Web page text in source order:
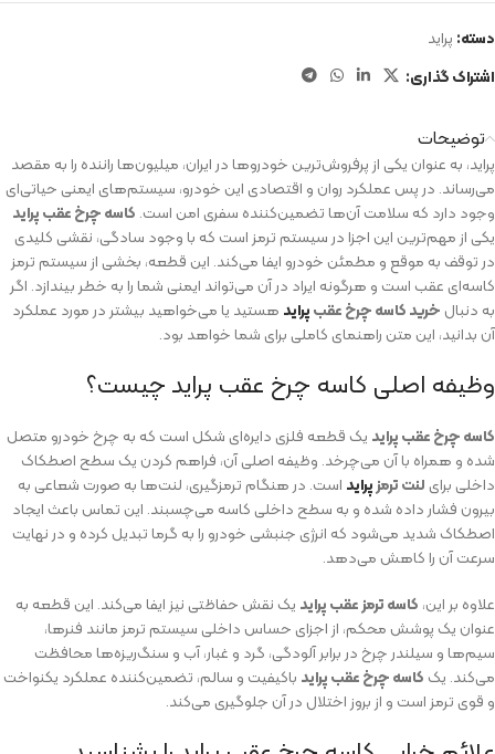
دسته: پراید
اشتراک گذاری:
توضیحات
پراید، به عنوان یکی از پرفروش‌ترین خودروها در ایران، میلیون‌ها راننده را به مقصد
می‌رساند. در پس عملکرد روان و اقتصادی این خودرو، سیستم‌های ایمنی حیاتی‌ای
وجود دارد که سلامت آن‌ها تضمین‌کننده سفری امن است. کاسه چرخ عقب پراید
یکی از مهم‌ترین این اجزا در سیستم ترمز است که با وجود سادگی، نقشی کلیدی
در توقف به موقع و مطمئن خودرو ایفا می‌کند. این قطعه، بخشی از سیستم ترمز
کاسه‌ای عقب است و هرگونه ایراد در آن می‌تواند ایمنی شما را به خطر بیندازد. اگر
به دنبال خرید کاسه چرخ عقبپراید هستید یا می‌خواهید بیشتر در مورد عملکرد
آن بدانید، این متن راهنمای کاملی برای شما خواهد بود.
وظیفه اصلی کاسه چرخ عقب پراید چیست؟
کاسه چرخ عقب پراید یک قطعه فلزی دایره‌ای شکل است که به چرخ خودرو متصل
شده و همراه با آن می‌چرخد. وظیفه اصلی آن، فراهم کردن یک سطح اصطکاک
داخلی برای لنت ترمزپراید است. در هنگام ترمزگیری، لنت‌ها به صورت شعاعی به
بیرون فشار داده شده و به سطح داخلی کاسه می‌چسبند. این تماس باعث ایجاد
اصطکاک شدید می‌شود که انرژی جنبشی خودرو را به گرما تبدیل کرده و در نهایت
سرعت آن را کاهش می‌دهد.
علاوه بر این، کاسه ترمز عقب پراید یک نقش حفاظتی نیز ایفا می‌کند. این قطعه به
عنوان یک پوشش محکم، از اجزای حساس داخلی سیستم ترمز مانند فنرها،
سیم‌ها و سیلندر چرخ در برابر آلودگی، گرد و غبار، آب و سنگ‌ریزه‌ها محافظت
می‌کند. یک کاسه چرخ عقب پراید باکیفیت و سالم، تضمین‌کننده عملکرد یکنواخت
و قوی ترمز است و از بروز اختلال در آن جلوگیری می‌کند.